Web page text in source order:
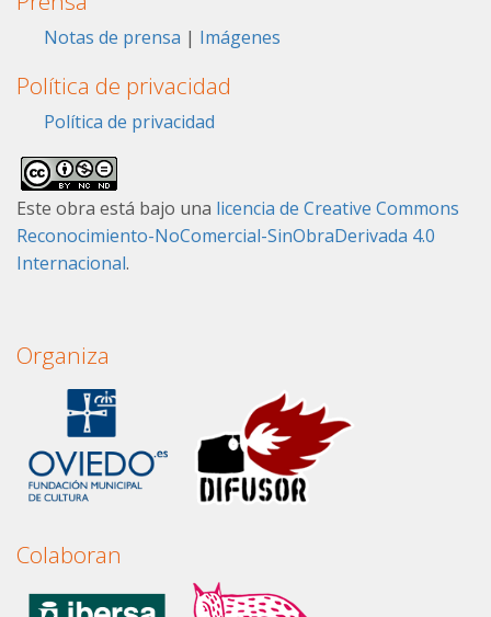
Notas de prensa | Imágenes
Política de privacidad
Política de privacidad
Este obra está bajo una licencia de Creative Commons
Reconocimiento-NoComercial-SinObraDerivada 4.0
Internacional.
Organiza
Colaboran